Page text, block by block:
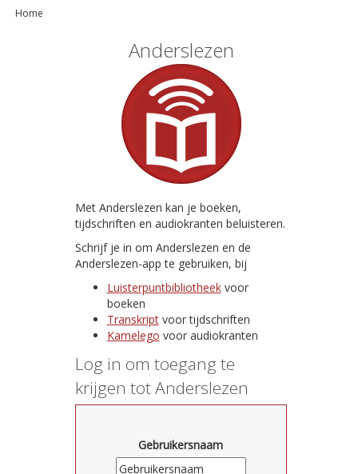
Home
Anderslezen
Met Anderslezen kan je boeken,
tijdschriften en audiokranten beluisteren.
Schrijf je in om Anderslezen en de
Anderslezen-app te gebruiken, bij
Luisterpuntbibliotheekvoor
boeken
Transkriptvoor tijdschriften
Kamelego voor audiokranten
Log in om toegang te
krijgen tot Anderslezen
Gebruikersnaam